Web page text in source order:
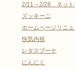
2/11～2/28 ネット
ズッキーニ
ホームページリニ
快気内祝
レタスブーケ
にんにく